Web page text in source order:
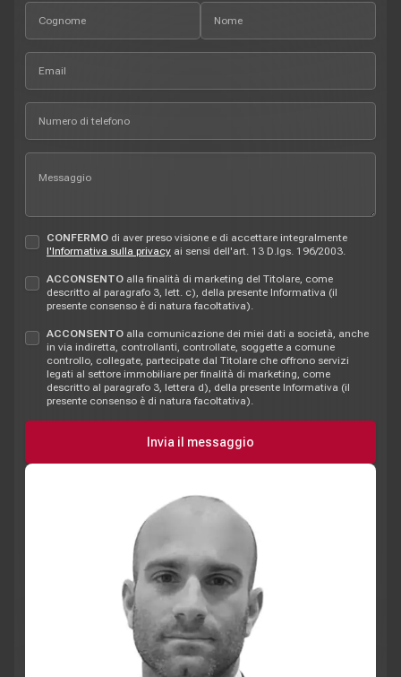
CONFERMO di aver preso visione e di accettare integralmente
l'Informativa sulla privacy ai sensi dell'art. 13 D.lgs. 196/2003.
ACCONSENTO alla finalità di marketing del Titolare, come
descritto al paragrafo 3, lett. c), della presente Informativa (il
presente consenso è di natura facoltativa).
ACCONSENTO alla comunicazione dei miei dati a società, anche
in via indiretta, controllanti, controllate, soggette a comune
controllo, collegate, partecipate dal Titolare che offrono servizi
legati al settore immobiliare per finalità di marketing, come
descritto al paragrafo 3, lettera d), della presente Informativa (il
presente consenso è di natura facoltativa).
Invia il messaggio